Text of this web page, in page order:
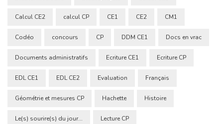
Calcul CE2 calcul CP CE1 CE2 CM1
Codéo concours CP DDM CE1 Docs en vrac
Documents administratifs Ecriture CE1 Ecriture CP
EDL CE1 EDL CE2 Evaluation Français
Géométrie et mesures CP Hachette Histoire
Le(s) sourire(s) du jour... Lecture CP